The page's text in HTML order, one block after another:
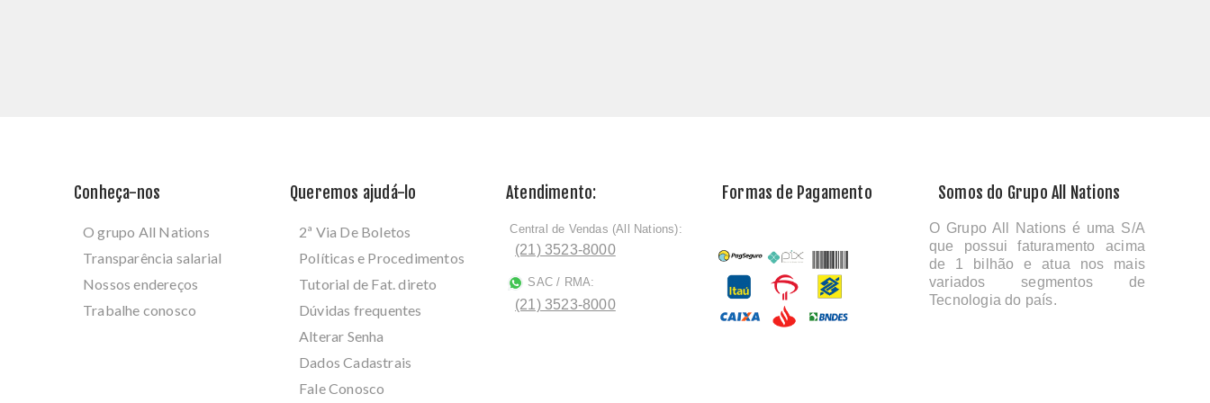
Conheça-nos
O grupo All Nations
Transparência salarial
Nossos endereços
Trabalhe conosco
Queremos ajudá-lo
2ª Via De Boletos
Políticas e Procedimentos
Tutorial de Fat. direto
Dúvidas frequentes
Alterar Senha
Dados Cadastrais
Fale Conosco
Atendimento:
ﾠCentral de Vendas (All Nations):
(21) 3523-8000
SAC / RMA:
(21) 3523-8000
Formas de Pagamento Somos do Grupo All Nations
O Grupo All Nations é uma S/A
que possui faturamento acima
de 1 bilhão e atua nos mais
variados segmentos de
Tecnologia do país.